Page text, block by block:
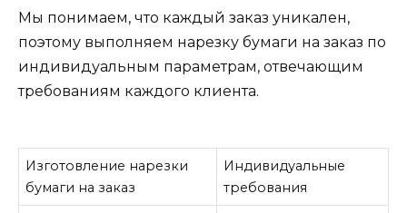
Мы понимаем, что каждый заказ уникален,
поэтому выполняем нарезку бумаги на заказ по
индивидуальным параметрам, отвечающим
требованиям каждого клиента.
Изготовление нарезки
бумаги на заказ
Индивидуальные
требования